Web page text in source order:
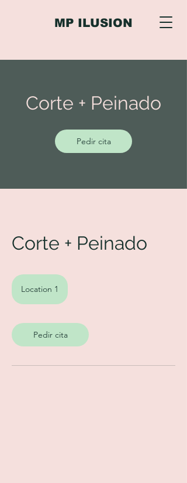
MP ILUSION
Corte + Peinado
Pedir cita
Corte + Peinado
Location 1
Pedir cita